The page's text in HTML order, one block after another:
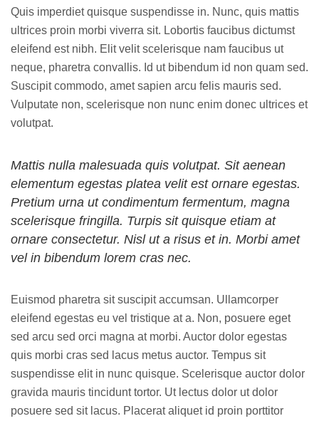
Quis imperdiet quisque suspendisse in. Nunc, quis mattis
ultrices proin morbi viverra sit. Lobortis faucibus dictumst
eleifend est nibh. Elit velit scelerisque nam faucibus ut
neque, pharetra convallis. Id ut bibendum id non quam sed.
Suscipit commodo, amet sapien arcu felis mauris sed.
Vulputate non, scelerisque non nunc enim donec ultrices et
volutpat.
Mattis nulla malesuada quis volutpat. Sit aenean
elementum egestas platea velit est ornare egestas.
Pretium urna ut condimentum fermentum, magna
scelerisque fringilla. Turpis sit quisque etiam at
ornare consectetur. Nisl ut a risus et in. Morbi amet
vel in bibendum lorem cras nec.
Euismod pharetra sit suscipit accumsan. Ullamcorper
eleifend egestas eu vel tristique at a. Non, posuere eget
sed arcu sed orci magna at morbi. Auctor dolor egestas
quis morbi cras sed lacus metus auctor. Tempus sit
suspendisse elit in nunc quisque. Scelerisque auctor dolor
gravida mauris tincidunt tortor. Ut lectus dolor ut dolor
posuere sed sit lacus. Placerat aliquet id proin porttitor